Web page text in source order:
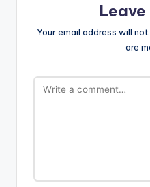
Leave
Your email address will
are